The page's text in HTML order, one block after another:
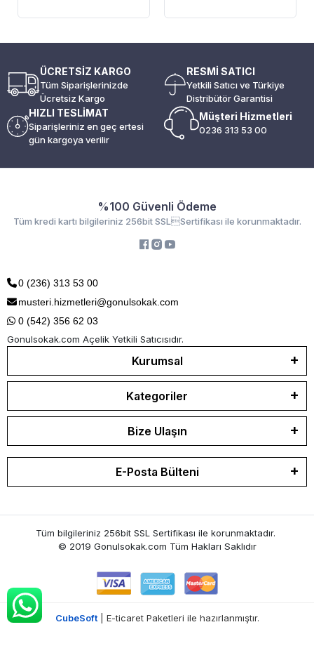
ÜCRETSİZ KARGO
Tüm Siparişlerinizde
Ücretsiz Kargo
RESMİ SATICI
Yetkili Satıcı ve Türkiye
Distribütör Garantisi
HIZLI TESLİMAT
Siparişleriniz en geç ertesi
gün kargoya verilir
Müşteri Hizmetleri
0236 313 53 00
%100 Güvenli Ödeme
Tüm kredi kartı bilgileriniz 256bit SSLSertifikası ile korunmaktadır.
0 (236) 313 53 00
musteri.hizmetleri@gonulsokak.com
0 (542) 356 62 03
Gonulsokak.com Açelik Yetkili Satıcısıdır.
Kurumsal
Kategoriler
Bize Ulaşın
E-Posta Bülteni
Tüm bilgileriniz 256bit SSL Sertifikası ile korunmaktadır.
© 2019 Gonulsokak.com Tüm Hakları Saklıdır
CubeSoft| E-ticaret Paketleri ile hazırlanmıştır.